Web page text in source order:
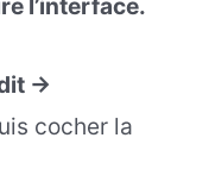
l’interface.
->
cocher la